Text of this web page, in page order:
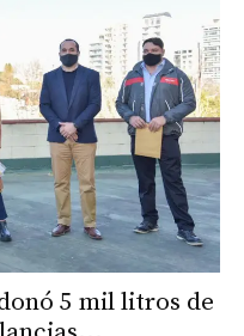
5 mil litros de